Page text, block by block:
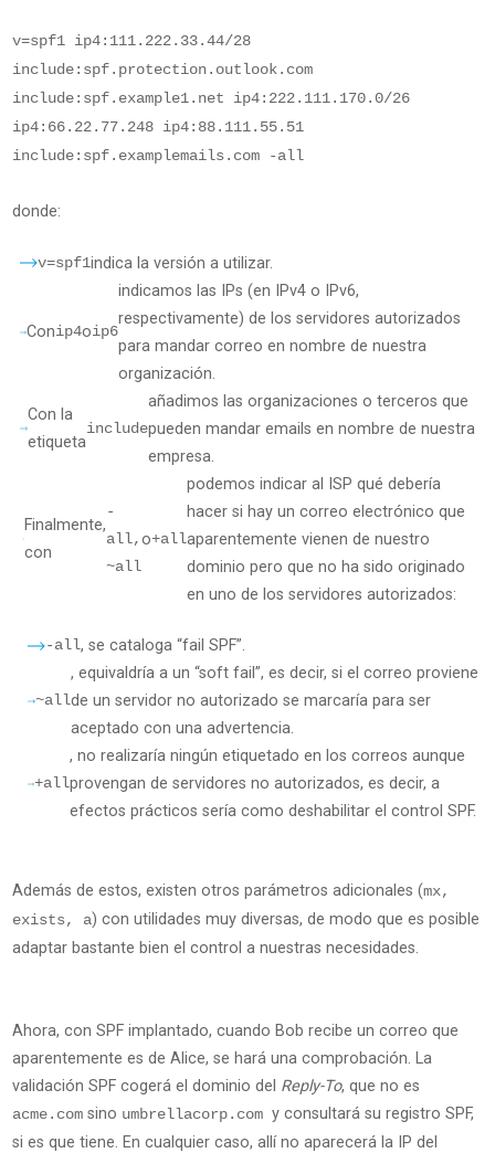
v=spf1 ip4:111.222.33.44/28
include:spf.protection.outlook.com
include:spf.example1.net ip4:222.111.170.0/26
ip4:66.22.77.248 ip4:88.111.55.51
include:spf.examplemails.com -all
donde:
v=spf1indica la versión a utilizar.
Conip4oip6
indicamos las IPs (en IPv4 o IPv6,
respectivamente) de los servidores autorizados
para mandar correo en nombre de nuestra
organización.
Con la
etiqueta
include
añadimos las organizaciones o terceros que
pueden mandar emails en nombre de nuestra
empresa.
Finalmente,
con
-
all,
~all
o+all
podemos indicar al ISP qué debería
hacer si hay un correo electrónico que
aparentemente vienen de nuestro
dominio pero que no ha sido originado
en uno de los servidores autorizados:
-all, se cataloga “fail SPF”.
~all
, equivaldría a un “soft fail”, es decir, si el correo proviene
de un servidor no autorizado se marcaría para ser
aceptado con una advertencia.
+all
, no realizaría ningún etiquetado en los correos aunque
provengan de servidores no autorizados, es decir, a
efectos prácticos sería como deshabilitar el control SPF.
Además de estos, existen otros parámetros adicionales (mx,
exists, a) con utilidades muy diversas, de modo que es posible
adaptar bastante bien el control a nuestras necesidades.
Ahora, con SPF implantado, cuando Bob recibe un correo que
aparentemente es de Alice, se hará una comprobación. La
validación SPF cogerá el dominio del Reply-To, que no es
acme.comsino umbrellacorp.com y consultará su registro SPF,
si es que tiene. En cualquier caso, allí no aparecerá la IP del